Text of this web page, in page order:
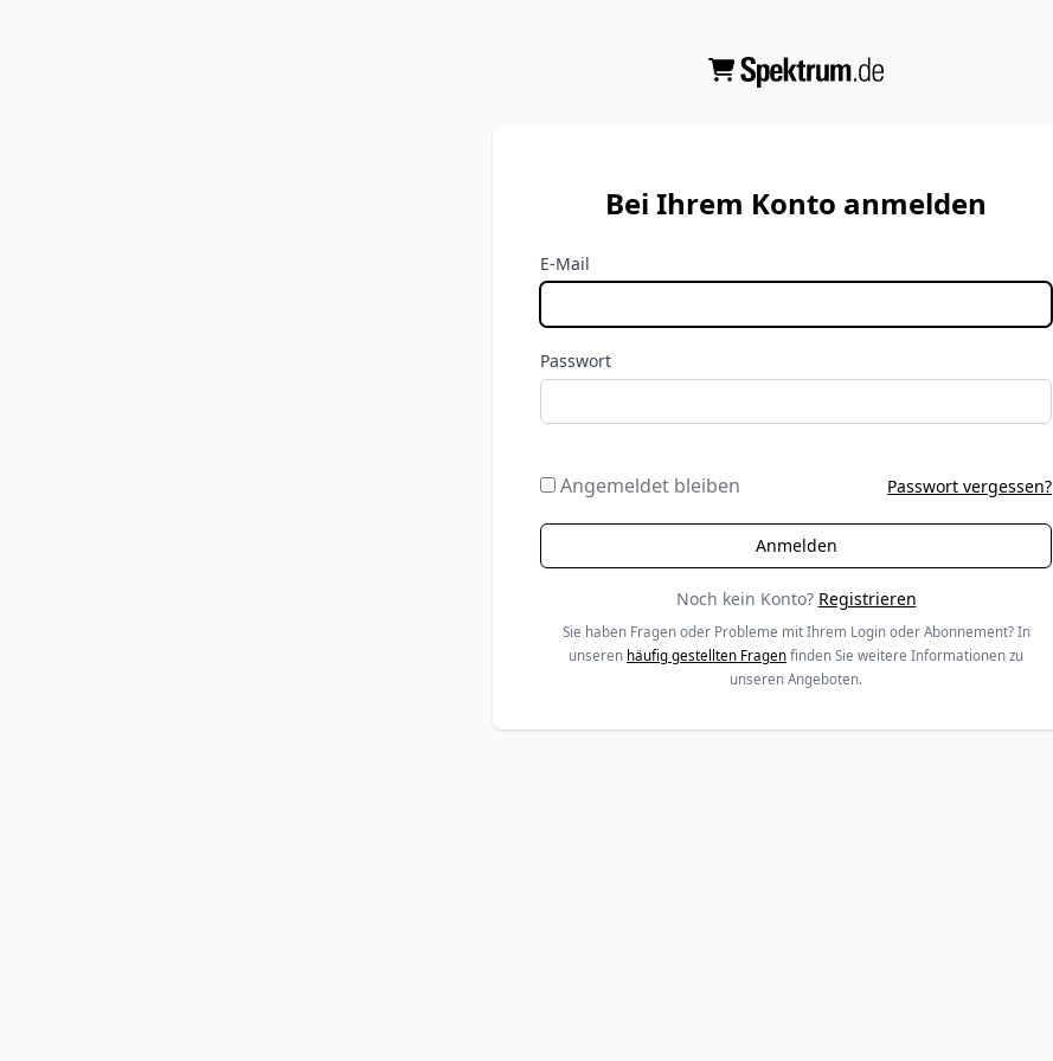
Bei Ihrem Konto anmelden
E-Mail
Passwort
Angemeldet bleiben Passwort vergessen?
Noch kein Konto? Registrieren
Sie haben Fragen oder Probleme mit Ihrem Login oder Abonnement? In
unseren häufig gestellten Fragen finden Sie weitere Informationen zu
unseren Angeboten.